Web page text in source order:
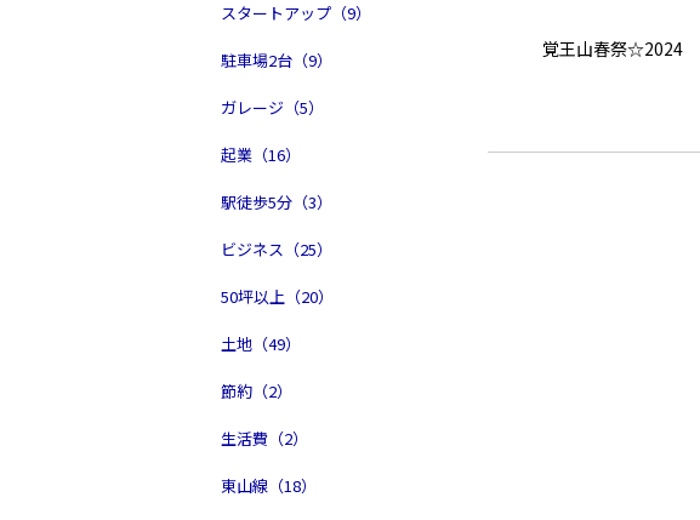
スタートアップ（9）
駐車場2台（9）
ガレージ（5）
起業（16）
駅徒歩5分（3）
ビジネス（25）
50坪以上（20）
土地（49）
節約（2）
生活費（2）
東山線（18）
覚王山春祭☆2024